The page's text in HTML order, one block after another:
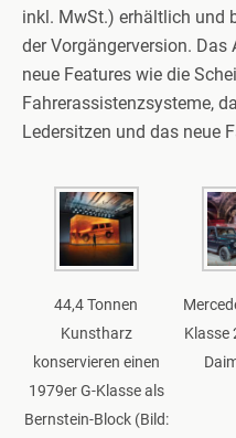
inkl. MwSt.) erhältlich und
der Vorgängerversion.
neue Features wie die
Fahrerassistenzsysteme,
Ledersitzen und das neue
44,4 Tonnen
Kunstharz
konservieren einen
1979er G-Klasse als
Bernstein-Block (Bild:
Klasse